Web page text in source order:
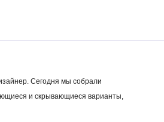
Сегодня мы собрали
и скрывающиеся варианты,